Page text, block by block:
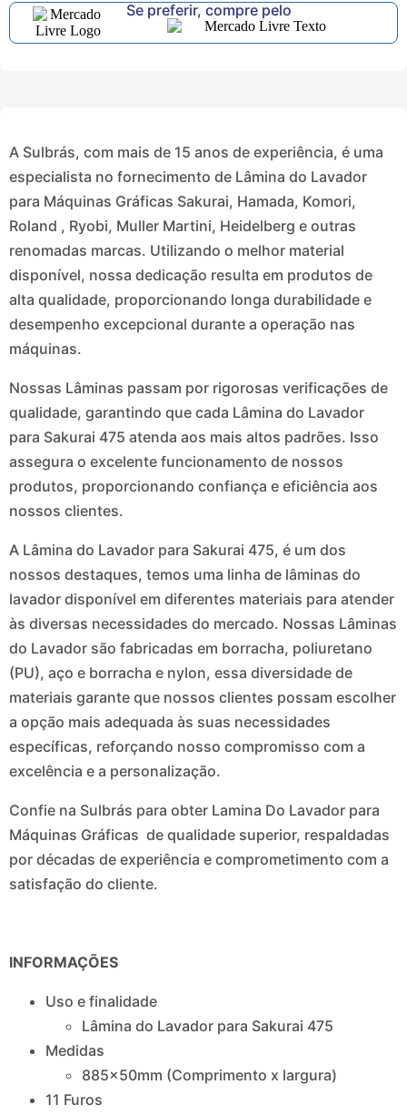
Se preferir, compre pelo
A Sulbrás, com mais de 15 anos de experiência, é uma
especialista no fornecimento de Lâmina do Lavador
para Máquinas Gráficas Sakurai, Hamada, Komori,
Roland , Ryobi, Muller Martini, Heidelberg e outras
renomadas marcas. Utilizando o melhor material
disponível, nossa dedicação resulta em produtos de
alta qualidade, proporcionando longa durabilidade e
desempenho excepcional durante a operação nas
máquinas.
Nossas Lâminas passam por rigorosas verificações de
qualidade, garantindo que cada Lâmina do Lavador
para Sakurai 475 atenda aos mais altos padrões. Isso
assegura o excelente funcionamento de nossos
produtos, proporcionando confiança e eficiência aos
nossos clientes.
A Lâmina do Lavador para Sakurai 475, é um dos
nossos destaques, temos uma linha de lâminas do
lavador disponível em diferentes materiais para atender
às diversas necessidades do mercado. Nossas Lâminas
do Lavador são fabricadas em borracha, poliuretano
(PU), aço e borracha e nylon, essa diversidade de
materiais garante que nossos clientes possam escolher
a opção mais adequada às suas necessidades
específicas, reforçando nosso compromisso com a
excelência e a personalização.
Confie na Sulbrás para obter Lamina Do Lavador para
Máquinas Gráficas de qualidade superior, respaldadas
por décadas de experiência e comprometimento com a
satisfação do cliente.
INFORMAÇÕES
Uso e finalidade
Lâmina do Lavador para Sakurai 475
Medidas
885x50mm (Comprimento x largura)
11 Furos